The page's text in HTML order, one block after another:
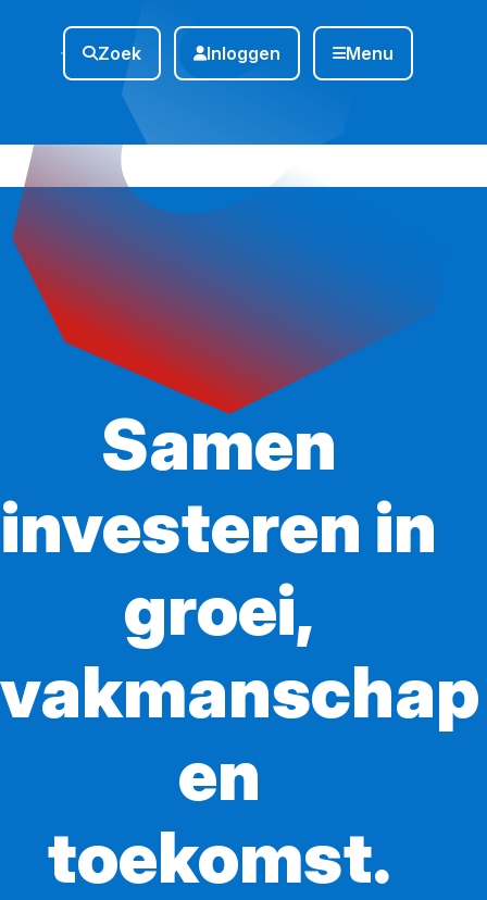
Zoek Inloggen Menu
Samen
investeren in
groei,
vakmanschap
en
toekomst.